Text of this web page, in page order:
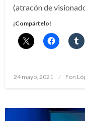
(atracón de
¡Compártelo!
Publicado
24 mayo, 2021 Fon